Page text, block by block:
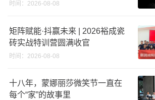
时间：2026-08-08
矩阵赋能·抖赢未来 | 2026裕成瓷
砖实战特训营圆满收官
时间：2026-08-08
十八年，蒙娜丽莎微笑节一直在
每个“家”的故事里